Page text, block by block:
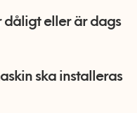
dåligt eller är dags
ska installeras